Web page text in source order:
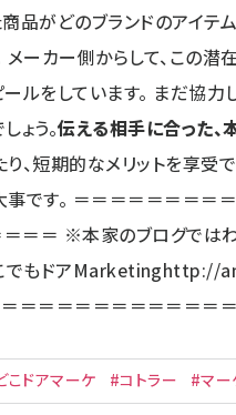
品がどのブランドのアイ
メーカー側からして、この
ルをしています。 まだ協
ょう。伝える相手に合った、
、短期的なメリットを享
事です。 ＝＝＝＝＝＝＝
＝＝ ※本家のブログでは
でもドアMarketinghttp://
＝＝＝＝＝＝＝＝＝＝＝
こドアマーケ #コトラー #マー